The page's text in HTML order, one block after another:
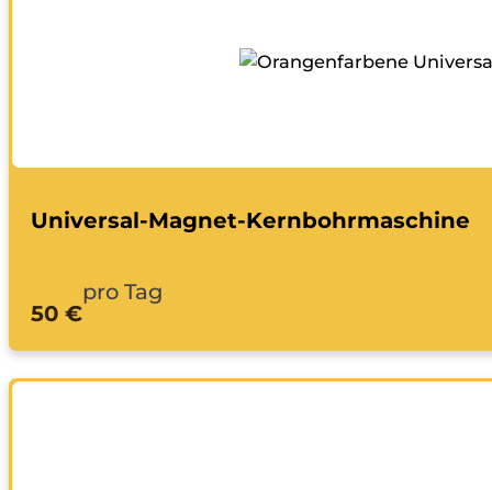
Universal-Magnet-Kernbohrmaschine
50 €
pro Tag